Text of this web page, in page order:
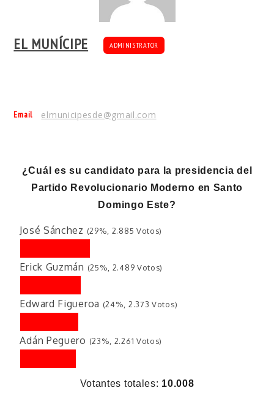
EL MUNÍCIPE ADMINISTRATOR
Email elmunicipesde@gmail.com
¿Cuál es su candidato para la presidencia del
Partido Revolucionario Moderno en Santo
Domingo Este?
José Sánchez (29%, 2.885 Votos)
Erick Guzmán (25%, 2.489 Votos)
Edward Figueroa (24%, 2.373 Votos)
Adán Peguero (23%, 2.261 Votos)
Votantes totales: 10.008